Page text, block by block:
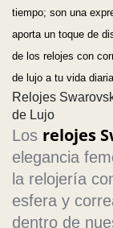
tiempo; son una
aporta un toque de
de los relojes con
de lujo a tu vida
Relojes
de Lujo
Los relojes
elegancia
la relojería
esfera y
dentro de